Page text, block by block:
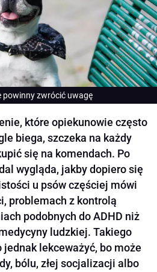
powinny zwrócić uwagę
które opiekunowie często
biega, szczeka na każdy
się na komendach. Po
wygląda, jakby dopiero się
u psów częściej mówi
problemach z kontrolą
podobnych do ADHD niż
ludzkiej. Takiego
lekceważyć, bo może
bólu, złej socjalizacji albo